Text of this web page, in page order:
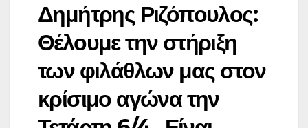
Δημήτρης Ριζόπουλος:
Θέλουμε την στήριξη
των φιλάθλων μας στον
κρίσιμο αγώνα την